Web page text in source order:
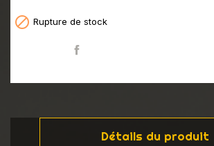
 Rupture de stock
Détails du produit